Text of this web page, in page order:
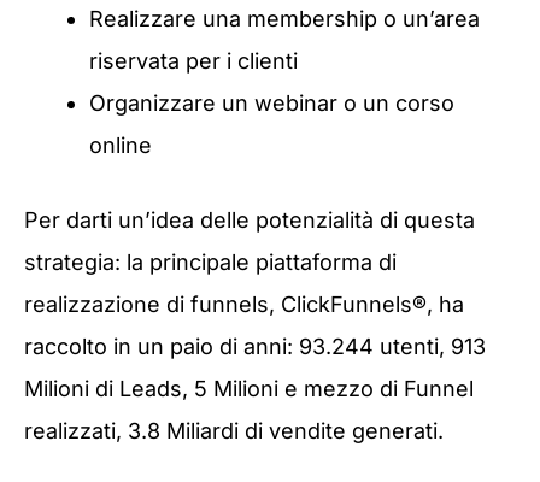
Realizzare una membership o un’area
riservata per i clienti
Organizzare un webinar o un corso
online
Per darti un’idea delle potenzialità di questa
strategia: la principale piattaforma di
realizzazione di funnels, ClickFunnels®, ha
raccolto in un paio di anni: 93.244 utenti, 913
Milioni di Leads, 5 Milioni e mezzo di Funnel
realizzati, 3.8 Miliardi di vendite generati.